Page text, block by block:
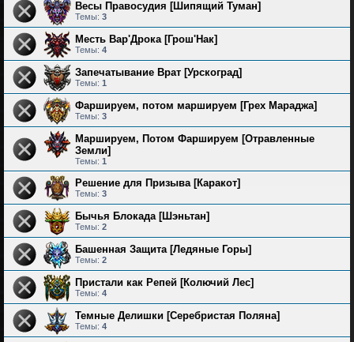
Весы Правосудия [Шипящий Туман]
Темы: 3
Месть Вар'Дрока [Грош'Нак]
Темы: 4
Запечатывание Врат [Урскоград]
Темы: 1
Фаршируем, потом маршируем [Грех Мараджа]
Темы: 3
Маршируем, Потом Фаршируем [Отравленные
Земли]
Темы: 1
Решение для Призыва [Каракот]
Темы: 3
Бычья Блокада [Шэньтан]
Темы: 2
Башенная Защита [Ледяные Горы]
Темы: 2
Пристали как Репей [Колючий Лес]
Темы: 4
Темные Делишки [Серебристая Поляна]
Темы: 4